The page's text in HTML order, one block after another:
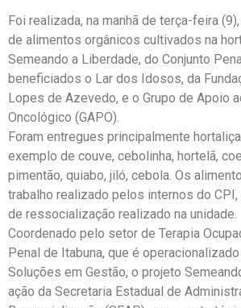
Foi realizada, na manhã de terça-feira
de alimentos orgânicos cultivados na
Semeando a Liberdade, do Conjunto
beneficiados o Lar dos Idosos, da
Lopes de Azevedo, e o Grupo de Apoio
Oncológico (GAPO).
Foram entregues principalmente
exemplo de couve, cebolinha, hortelã,
pimentão, quiabo, jiló, cebola. Os
trabalho realizado pelos internos do
de ressocialização realizado na unidade.
Coordenado pelo setor de Terapia
Penal de Itabuna, que é
Soluções em Gestão, o projeto
ação da Secretaria Estadual de